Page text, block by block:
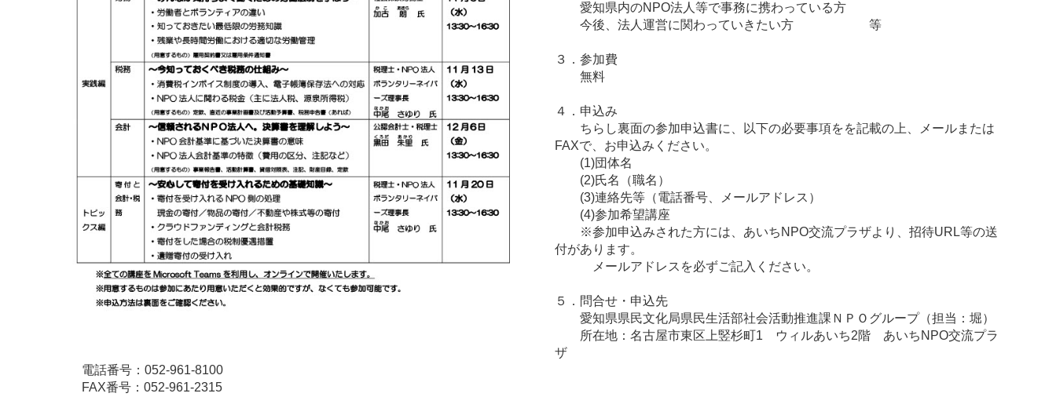
愛知県内のNPO法人等で事務に携わっている方
今後、法人運営に関わっていきたい方 等
３．参加費
無料
４．申込み
ちらし裏面の参加申込書に、以下の必要事項をを記載の上、メールまたは
FAXで、お申込みください。
(1)団体名
(2)氏名（職名）
(3)連絡先等（電話番号、メールアドレス）
(4)参加希望講座
※参加申込みされた方には、あいちNPO交流プラザより、招待URL等の送
付があります。
メールアドレスを必ずご記入ください。
５．問合せ・申込先
愛知県県民文化局県民生活部社会活動推進課ＮＰＯグループ（担当：堀）
所在地：名古屋市東区上竪杉町1 ウィルあいち2階 あいちNPO交流プラ
ザ
電話番号：052-961-8100
FAX番号：052-961-2315